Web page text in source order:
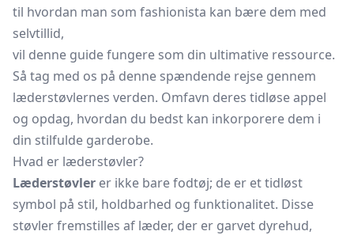
til hvordan man som fashionista kan bære dem med
selvtillid,
vil denne guide fungere som din ultimative ressource.
Så tag med os på denne spændende rejse gennem
læderstøvlernes verden. Omfavn deres tidløse appel
og opdag, hvordan du bedst kan inkorporere dem i
din stilfulde garderobe.
Hvad er læderstøvler?
Læderstøvler er ikke bare fodtøj; de er et tidløst
symbol på stil, holdbarhed og funktionalitet. Disse
støvler fremstilles af læder, der er garvet dyrehud,